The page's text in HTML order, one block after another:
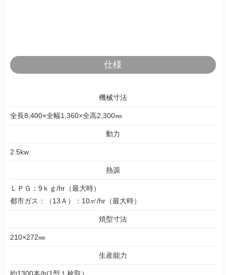
仕様
機械寸法
全長8,400×全幅1,360×全高2,300㎜
動力
2.5kw
熱源
ＬＰＧ：9ｋｇ/hr（最大時）
都市ガス：（13Ａ）：10㎥/hr（最大時）
焼型寸法
210×272㎜
生産能力